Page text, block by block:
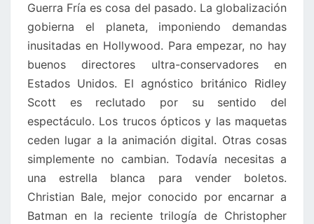
Guerra Fría es cosa del pasado. La globalización
gobierna el planeta, imponiendo demandas
inusitadas en Hollywood. Para empezar, no hay
buenos directores ultra-conservadores en
Estados Unidos. El agnóstico británico Ridley
Scott es reclutado por su sentido del
espectáculo. Los trucos ópticos y las maquetas
ceden lugar a la animación digital. Otras cosas
simplemente no cambian. Todavía necesitas a
una estrella blanca para vender boletos.
Christian Bale, mejor conocido por encarnar a
Batman en la reciente trilogía de Christopher